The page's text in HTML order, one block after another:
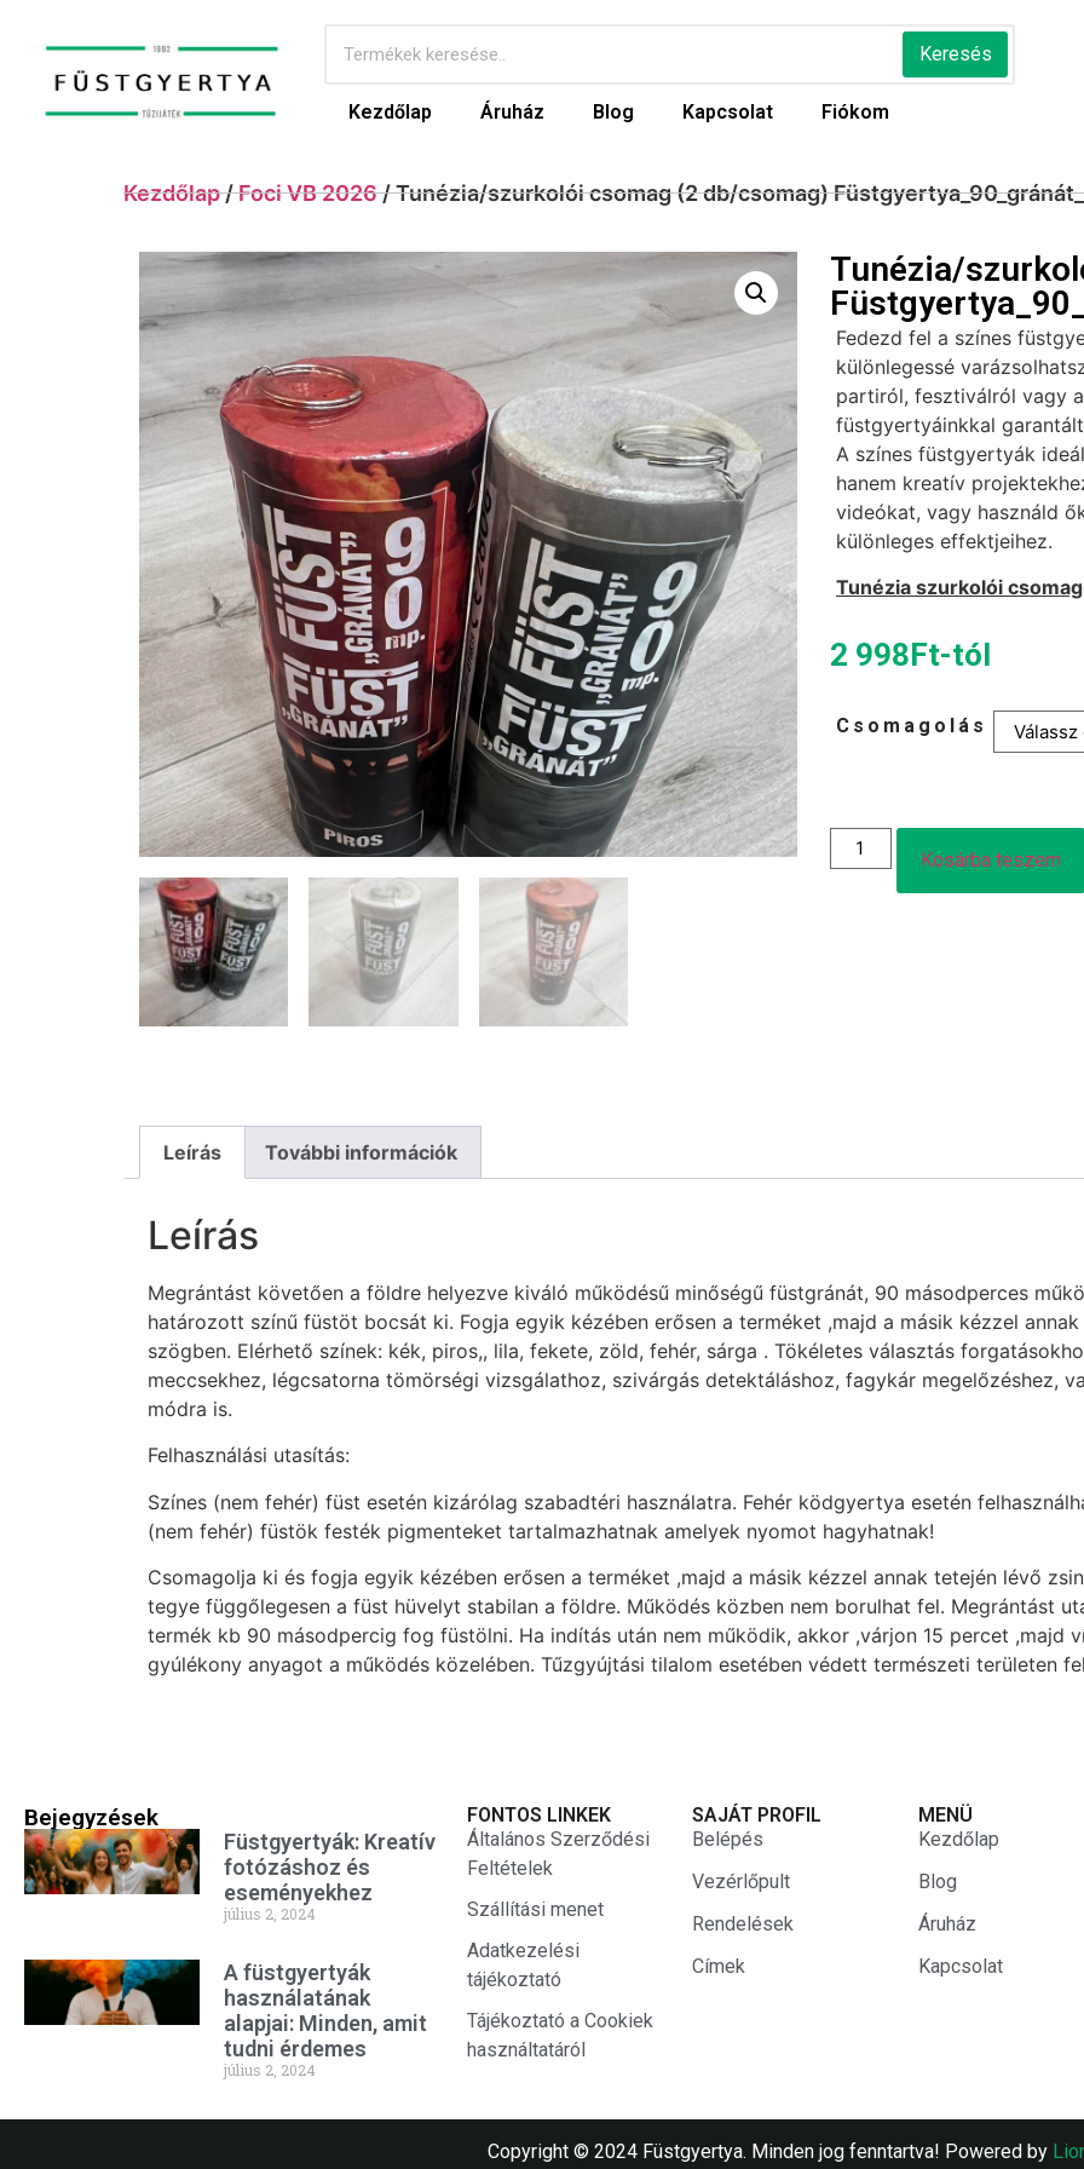
Keresés
Kezdőlap Áruház Blog Kapcsolat Fiókom
Kezdőlap/Foci VB 2026/ Tunézia/szurkolói csomag (2 db/csomag)
Tunézia/
Fedezd fel a színes
különlegessé
partiról, fesztiválról vagy
füstgyertyáinkkal
A színes füstgyertyák
hanem kreatív
videókat, vagy használd
különleges effektjeihez.
Tunézia szurkolói
2 998Ft-tól
Csomagolás
Kosárba teszem
Leírás További információk
Leírás
Megrántást követően a földre helyezve kiváló működésű minőségű füstgránát, 90 másodperces
határozott színű füstöt bocsát ki. Fogja egyik kézében erősen a terméket ,majd a másik kézzel
szögben. Elérhető színek: kék, piros,, lila, fekete, zöld, fehér, sárga . Tökéletes választás
meccsekhez, légcsatorna tömörségi vizsgálathoz, szivárgás detektáláshoz, fagykár megelőzéshez,
módra is.
Felhasználási utasítás:
Színes (nem fehér) füst esetén kizárólag szabadtéri használatra. Fehér ködgyertya esetén
(nem fehér) füstök festék pigmenteket tartalmazhatnak amelyek nyomot hagyhatnak!
Csomagolja ki és fogja egyik kézében erősen a terméket ,majd a másik kézzel annak tetején lévő
tegye függőlegesen a füst hüvelyt stabilan a földre. Működés közben nem borulhat fel. Megrántást
termék kb 90 másodpercig fog füstölni. Ha indítás után nem működik, akkor ,várjon 15 percet ,majd
gyúlékony anyagot a működés közelében. Tűzgyújtási tilalom esetében védett természeti területen
Bejegyzések
Füstgyertyák: Kreatív
fotózáshoz és
eseményekhez
július 2, 2024
A füstgyertyák
használatának
alapjai: Minden, amit
tudni érdemes
július 2, 2024
FONTOS LINKEK
Általános Szerződési
Feltételek
Szállítási menet
Adatkezelési
tájékoztató
Tájékoztató a Cookiek
használtatáról
SAJÁT PROFIL
Belépés
Vezérlőpult
Rendelések
Címek
MENÜ
Kezdőlap
Blog
Áruház
Kapcsolat
Copyright © 2024 Füstgyertya. Minden jog fenntartva! Powered by